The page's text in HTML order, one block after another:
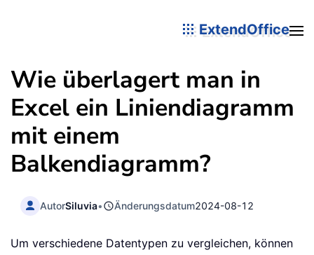
ExtendOffice
Wie überlagert man in
Excel ein Liniendiagramm
mit einem
Balkendiagramm?
AutorSiluvia• Änderungsdatum2024-08-12
Um verschiedene Datentypen zu vergleichen, können